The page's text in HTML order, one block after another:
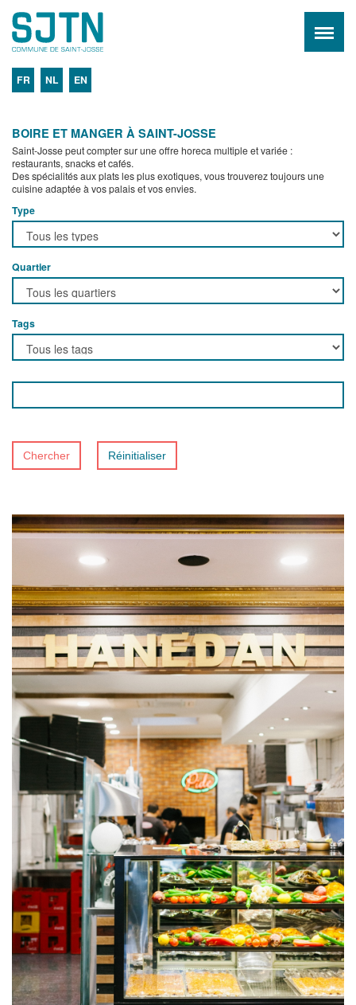
FR NL EN
BOIRE ET MANGER À SAINT-JOSSE
Saint-Josse peut compter sur une offre horeca multiple et variée :
restaurants, snacks et cafés.
Des spécialités aux plats les plus exotiques, vous trouverez toujours une
cuisine adaptée à vos palais et vos envies.
Type
Quartier
Tags
Chercher Réinitialiser